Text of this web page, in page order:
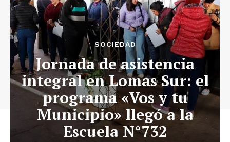
SOCIEDAD
Jornada de asistencia
integral en Lomas Sur: el
programa «Vos y tu
Municipio» llegó a la
Escuela N°732